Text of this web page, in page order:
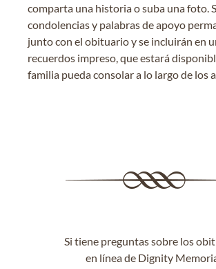
comparta una historia o suba una foto.
condolencias y palabras de apoyo
junto con el obituario y se incluirán en
recuerdos impreso, que estará
familia pueda consolar a lo largo de los
Si tiene preguntas sobre los
en línea de Dignity